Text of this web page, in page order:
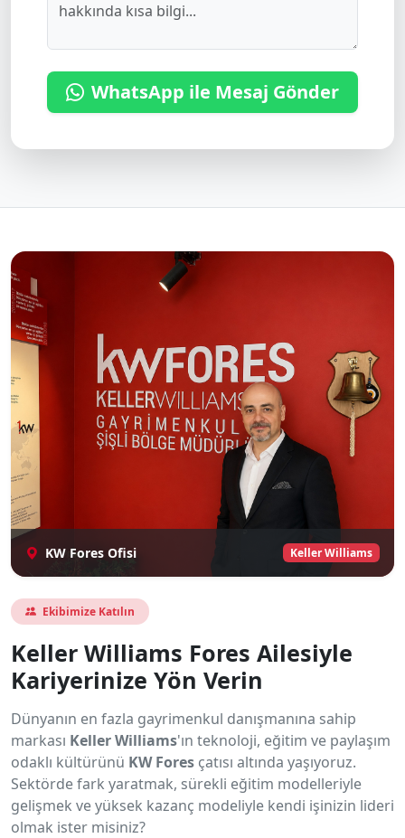
WhatsApp ile Mesaj Gönder
KW Fores Ofisi Keller Williams
Ekibimize Katılın
Keller Williams Fores Ailesiyle
Kariyerinize Yön Verin
Dünyanın en fazla gayrimenkul danışmanına sahip
markası Keller Williams'ın teknoloji, eğitim ve paylaşım
odaklı kültürünü KW Fores çatısı altında yaşıyoruz.
Sektörde fark yaratmak, sürekli eğitim modelleriyle
gelişmek ve yüksek kazanç modeliyle kendi işinizin lideri
olmak ister misiniz?